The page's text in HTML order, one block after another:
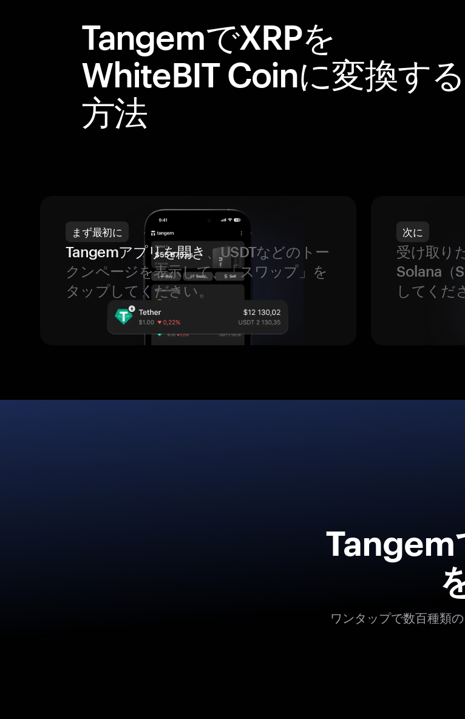
TangemでXRPを
WhiteBIT Coinに変換する
方法
まず最初に
Tangemアプリを開き 、USDTなどのトー
クンページを表示して、「スワップ」を
タップしてください。
次に
受け取り
Solana（
してくだ
Tangem
ワンタップで数百種類